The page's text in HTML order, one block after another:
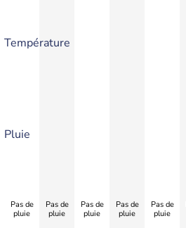
Température
Pluie
Pas de
pluie
Pas de
pluie
Pas de
pluie
Pas de
pluie
Pas de
pluie